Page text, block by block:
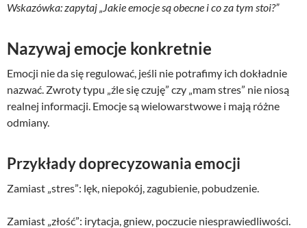
Wskazówka: zapytaj „Jakie emocje są obecne i co za tym stoi?”
Nazywaj emocje konkretnie
Emocji nie da się regulować, jeśli nie potrafimy ich dokładnie
nazwać. Zwroty typu „źle się czuję” czy „mam stres” nie niosą
realnej informacji. Emocje są wielowarstwowe i mają różne
odmiany.
Przykłady doprecyzowania emocji
Zamiast „stres”: lęk, niepokój, zagubienie, pobudzenie.
Zamiast „złość”: irytacja, gniew, poczucie niesprawiedliwości.